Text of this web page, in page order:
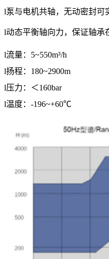
l泵与电机共轴，无动密封可
l动态平衡轴向力，保证轴承
l流量： 5~550m³/h
l扬程： 180~2900m
l压力：＜160bar
l温度： -196~+60℃